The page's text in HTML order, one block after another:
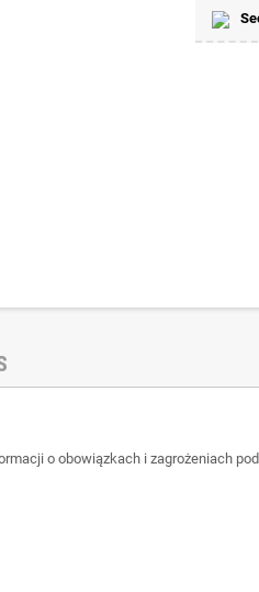
o obowiązkach i zagrożeniach